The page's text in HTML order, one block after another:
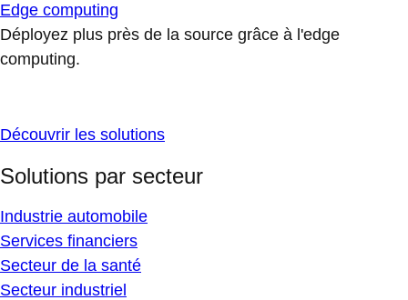
Edge computing
Déployez plus près de la source grâce à l'edge
computing.
Découvrir les solutions
Solutions par secteur
Industrie automobile
Services financiers
Secteur de la santé
Secteur industriel